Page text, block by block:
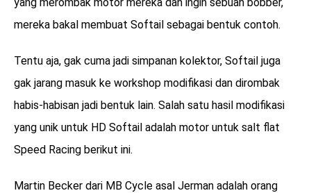
menarik
mereka bakal membuat Softail sebagai bentuk contoh.
Tentu aja, gak cuma jadi simpanan kolektor, Softail juga
gak jarang masuk ke workshop modifikasi dan dirombak
habis-habisan jadi bentuk lain. Salah satu hasil modifikasi
yang unik untuk HD Softail adalah motor untuk salt flat
Speed Racing berikut ini.
Martin Becker dari MB Cycle asal Jerman adalah orang